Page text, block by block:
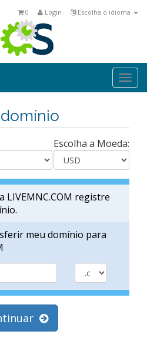
Escolha o idioma
Login
0
Escolha a Moeda:
LIVEMNC.COM registre
meu domínio para